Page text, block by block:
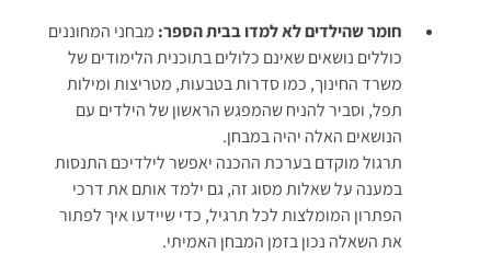
חומר שהילדים לא למדו בבית הספר: מבחני המחוננים
כוללים נושאים שאינם כלולים בתוכנית הלימודים של
משרד החינוך, כמו סדרות בטבעות, מטריצות ומילות
תפל, וסביר להניח שהמפגש הראשון של הילדים עם
הנושאים האלה יהיה במבחן.
תרגול מוקדם בערכת ההכנה יאפשר לילדיכם התנסות
במענה על שאלות מסוג זה, גם ילמד אותם את דרכי
הפתרון המומלצות לכל תרגיל, כדי שיידעו איך לפתור
את השאלה נכון בזמן המבחן האמיתי.